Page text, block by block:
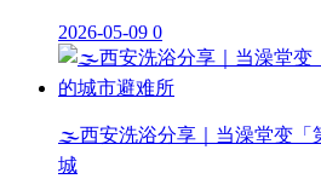
2026-05-09 0
🌫️西安洗浴分享｜当澡堂变「
城